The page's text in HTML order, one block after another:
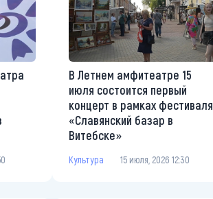
В Летнем амфитеатре 15
июля состоится первый
концерт в рамках фестиваля
«Славянский базар в
Витебске»
Культура 15 июля, 2026 12:30